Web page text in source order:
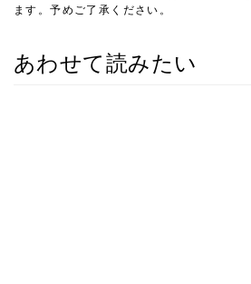
ます。予めご了承ください。
あわせて読みたい